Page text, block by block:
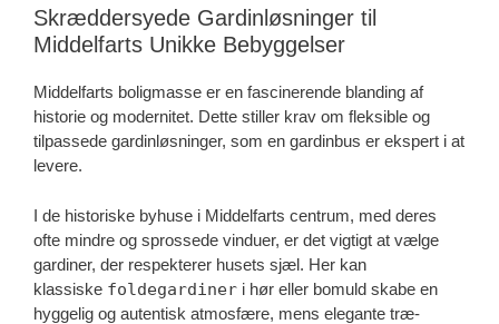
Skræddersyede Gardinløsninger til
Middelfarts Unikke Bebyggelser
Middelfarts boligmasse er en fascinerende blanding af
historie og modernitet. Dette stiller krav om fleksible og
tilpassede gardinløsninger, som en gardinbus er ekspert i at
levere.
I de historiske byhuse i Middelfarts centrum, med deres
ofte mindre og sprossede vinduer, er det vigtigt at vælge
gardiner, der respekterer husets sjæl. Her kan
klassiske foldegardiner i hør eller bomuld skabe en
hyggelig og autentisk atmosfære, mens elegante træ-